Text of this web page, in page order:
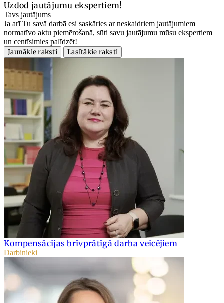
Uzdod jautājumu ekspertiem!
Tavs jautājums
Ja arī Tu savā darbā esi saskāries ar neskaidriem jautājumiem
normatīvo aktu piemērošanā, sūti savu jautājumu mūsu ekspertiem
un centīsimies palīdzēt!
Jaunākie raksti
Lasītākie raksti
Kompensācijas brīvprātīgā darba veicējiem
Darbinieki